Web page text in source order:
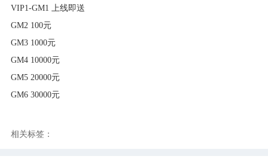
VIP1-GM1 上线即送
GM2 100元
GM3 1000元
GM4 10000元
GM5 20000元
GM6 30000元
相关标签：